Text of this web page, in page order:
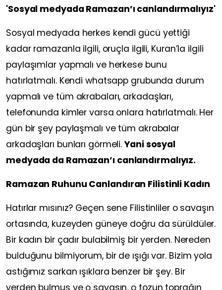
'Sosyal medyada Ramazan’ı canlandırmalıyız'
Sosyal medyada herkes kendi gücü yettiği
kadar ramazanla ilgili, oruçla ilgili, Kuran’la ilgili
paylaşımlar yapmalı ve herkese bunu
hatırlatmalı. Kendi whatsapp grubunda durum
yapmalı ve tüm akrabaları, arkadaşları,
telefonunda kimler varsa onlara hatırlatmalı. Her
gün bir şey paylaşmalı ve tüm akrabalar
arkadaşları bunları görmeli.Yani sosyal
medyada da Ramazan’ı canlandırmalıyız.
Ramazan Ruhunu Canlandıran Filistinli Kadın
Hatırlar mısınız? Geçen sene Filistinliler o savaşın
ortasında, kuzeyden güneye doğru da sürüldüler.
Bir kadın bir çadır bulabilmiş bir yerden. Nereden
bulduğunu bilmiyorum, bir de ışığı var. Bizim yola
astığımız sarkan ışıklara benzer bir şey. Bir
yerden bulmuş ve o savaşın, o tozun toprağın